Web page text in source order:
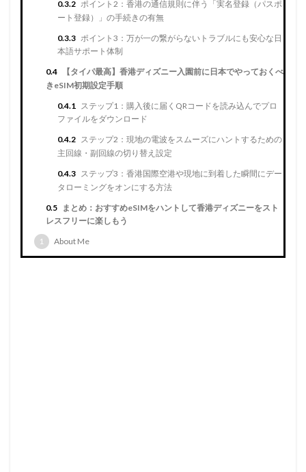
0.3.2 ポイント2：香港の通信規則に伴う「実名登録（パスポ
ート登録）」の手続きの有無
0.3.3 ポイント3：万が一の繋がらないトラブルにも安心な日
本語サポート体制
0.4
【タイパ最高】香港ディズニー入園前に日本でやっておくべ
きeSIM初期設定手順
0.4.1
ステップ1：購入後に届くQRコードを読み込んでプロ
ファイルをダウンロード
0.4.2 ステップ2：現地の電波をスムーズにハントするための
主回線・副回線の切り替え設定
0.4.3 ステップ3：香港国際空港や現地に到着した瞬間にデー
タローミングをオンにする方法
0.5 まとめ：おすすめeSIMをハントして香港ディズニーをスト
レスフリーに楽しもう
1
About Me